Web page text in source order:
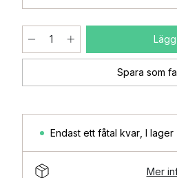
Spara som
Endast ett fåtal kvar I lager
Mer